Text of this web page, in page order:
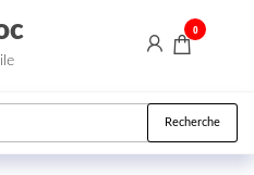
0
Recherche